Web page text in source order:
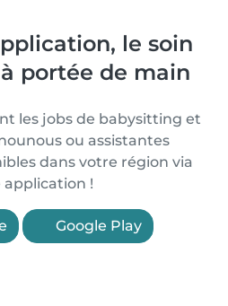
le soin
portée de main
les jobs de babysitting et
ou assistantes
dans votre région via
application !
Google Play